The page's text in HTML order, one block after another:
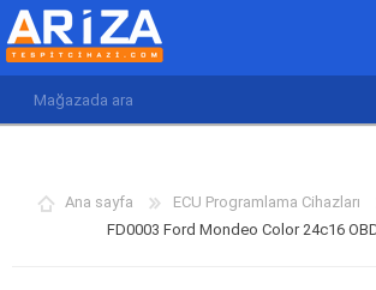
(0)
Ana sayfa ECU Programlama Cihazları
FD0003 Ford Mondeo Color 24c16